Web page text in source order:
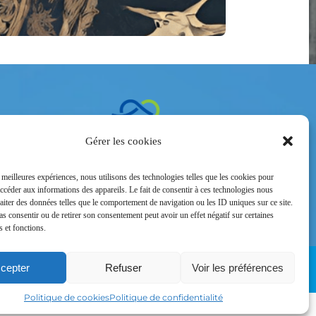
Gérer les cookies
expériences, nous utilisons des technologies telles que les cookies pour
aux informations des appareils. Le fait de consentir à ces technologies nous
des données telles que le comportement de navigation ou les ID uniques sur ce site.
consentir ou de retirer son consentement peut avoir un effet négatif sur certaines
et fonctions.
Refuser Voir les préférences
Politique de cookiesPolitique de confidentialité
–
droits réservés – © Maxi Rêves – 2024 – Un site Nord-image